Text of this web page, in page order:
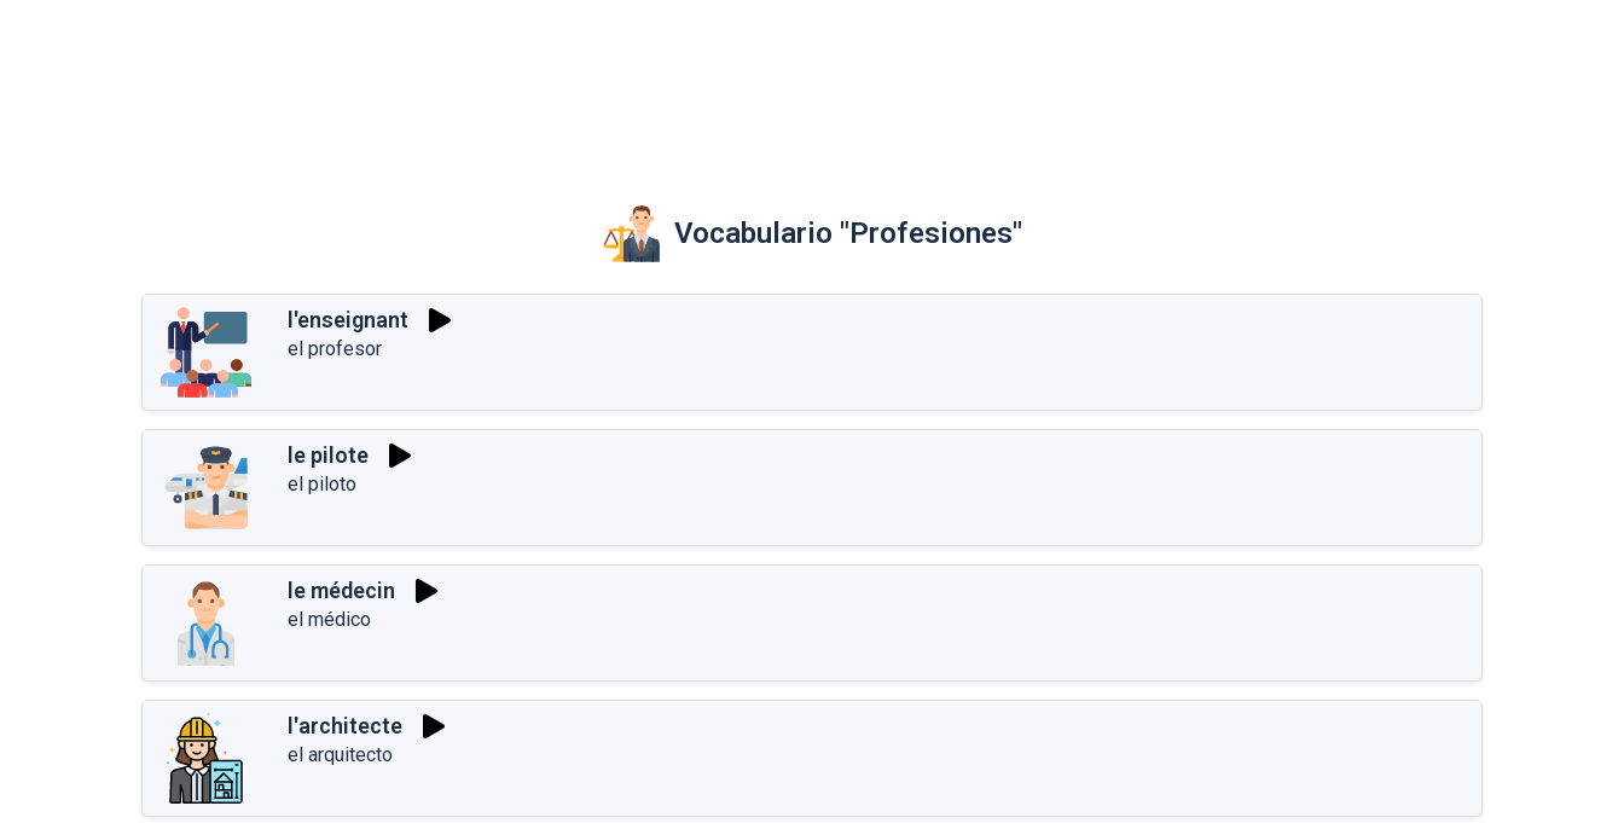
Vocabulario "Profesiones"
l'enseignant
el profesor
le pilote
el piloto
le médecin
el médico
l'architecte
el arquitecto